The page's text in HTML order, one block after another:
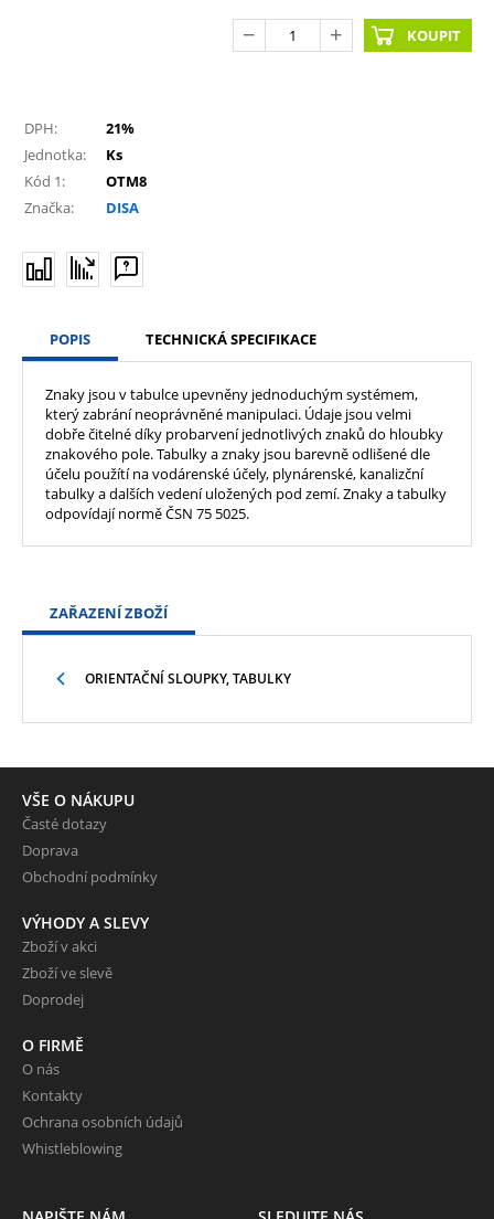
KOUPIT
DPH:
21%
Jednotka:
Ks
Kód 1:
OTM8
Značka:
DISA
POPIS TECHNICKÁ SPECIFIKACE
Znaky jsou v tabulce upevněny jednoduchým systémem,
který zabrání neoprávněné manipulaci. Údaje jsou velmi
dobře čitelné díky probarvení jednotlivých znaků do hloubky
znakového pole. Tabulky a znaky jsou barevně odlišené dle
účelu použítí na vodárenské účely, plynárenské, kanalizční
tabulky a dalších vedení uložených pod zemí. Znaky a tabulky
odpovídají normě ČSN 75 5025.
ZAŘAZENÍ ZBOŽÍ
ORIENTAČNÍ SLOUPKY, TABULKY
VŠE O NÁKUPU
Časté dotazy
Doprava
Obchodní podmínky
VÝHODY A SLEVY
Zboží v akci
Zboží ve slevě
Doprodej
O FIRMĚ
O nás
Kontakty
Ochrana osobních údajů
Whistleblowing